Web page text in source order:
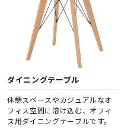
定しないことで、社員同士の着
席位置が都度変わり、より活発
なコミュニケーションが期待で
きます。
ダイニングテーブル
休憩スペースやカジュアルなオ
フィス空間に溶け込む、オフィ
ス用ダイニングテーブルです。